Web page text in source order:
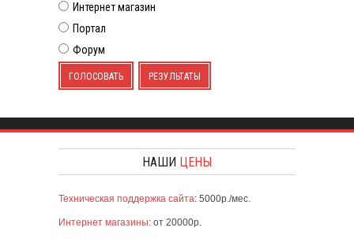
Интернет магазин
Портал
Форум
ГОЛОСОВАТЬ РЕЗУЛЬТАТЫ
НАШИ ЦЕНЫ
Техническая поддержка сайта: 5000р./мес.
Интернет магазины: от 20000р.